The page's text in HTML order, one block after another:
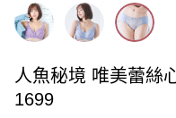
人魚秘境 唯美蕾絲
1699